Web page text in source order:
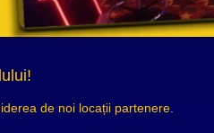
de noi locații partenere.